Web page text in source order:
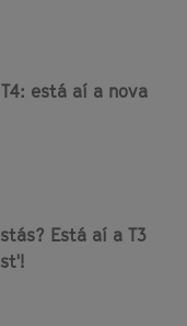
T4: está aí a nova
Está aí a T3